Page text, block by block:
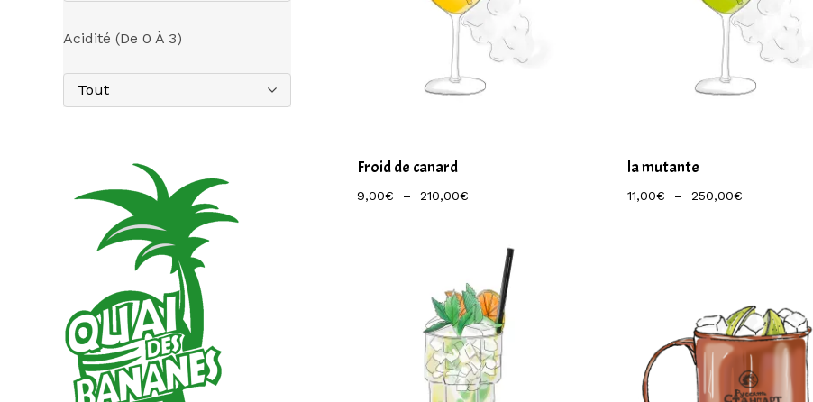
Acidité (de 0 À 3)
Tout
Froid de canard
9,00€ – 210,00€
210,00€
la mutante
11,00€ – 250,00€Plage